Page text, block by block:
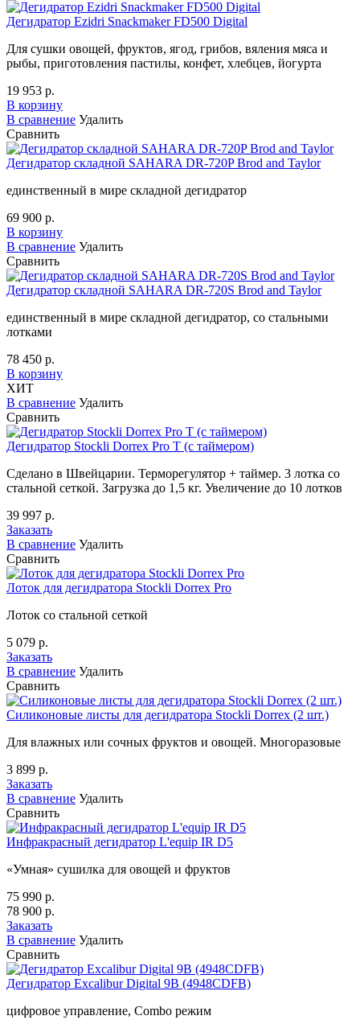
Дегидратор Ezidri Snackmaker FD500 Digital
Для сушки овощей, фруктов, ягод, грибов, вяления мяса и
рыбы, приготовления пастилы, конфет, хлебцев, йогурта
19 953 р.
В корзину
В сравнение Удалить
Сравнить
Дегидратор складной SAHARA DR-720P Brod and Taylor
единственный в мире складной дегидратор
69 900 р.
В корзину
В сравнение Удалить
Сравнить
Дегидратор складной SAHARA DR-720S Brod and Taylor
единственный в мире складной дегидратор, со стальными
лотками
78 450 р.
В корзину
ХИТ
В сравнение Удалить
Сравнить
Дегидратор Stockli Dorrex Pro T (с таймером)
Сделано в Швейцарии. Терморегулятор + таймер. 3 лотка со
стальной сеткой. Загрузка до 1,5 кг. Увеличение до 10 лотков
39 997 р.
Заказать
В сравнение Удалить
Сравнить
Лоток для дегидратора Stockli Dorrex Pro
Лоток со стальной сеткой
5 079 р.
Заказать
В сравнение Удалить
Сравнить
Силиконовые листы для дегидратора Stockli Dorrex (2 шт.)
Для влажных или сочных фруктов и овощей. Многоразовые
3 899 р.
Заказать
В сравнение Удалить
Сравнить
Инфракрасный дегидратор L'equip IR D5
«Умная» сушилка для овощей и фруктов
75 990 р.
78 900 р.
Заказать
В сравнение Удалить
Сравнить
Дегидратор Excalibur Digital 9B (4948CDFB)
цифровое управление, Combo режим